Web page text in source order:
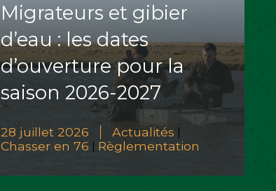
Migrateurs et gibier
d’eau : les dates
d’ouverture pour la
saison 2026-2027
28 juillet 2026 Actualités
Chasser en 76 Règlementation